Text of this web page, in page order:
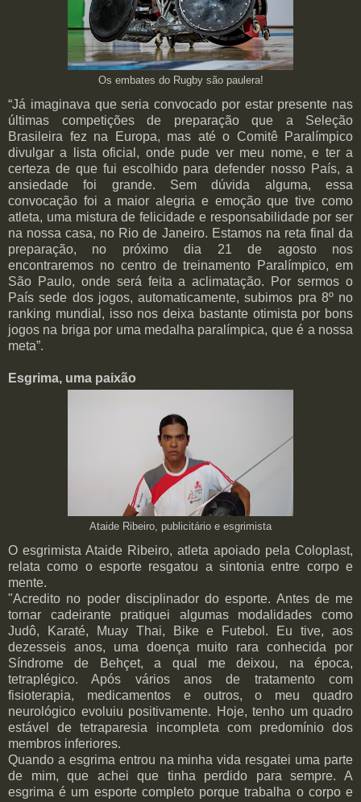
Os embates do Rugby são paulera!
“Já imaginava que seria convocado por estar presente nas
últimas competições de preparação que a Seleção
Brasileira fez na Europa, mas até o Comitê Paralímpico
divulgar a lista oficial, onde pude ver meu nome, e ter a
certeza de que fui escolhido para defender nosso País, a
ansiedade foi grande. Sem dúvida alguma, essa
convocação foi a maior alegria e emoção que tive como
atleta, uma mistura de felicidade e responsabilidade por ser
na nossa casa, no Rio de Janeiro. Estamos na reta final da
preparação, no próximo dia 21 de agosto nos
encontraremos no centro de treinamento Paralímpico, em
São Paulo, onde será feita a aclimatação. Por sermos o
País sede dos jogos, automaticamente, subimos pra 8º no
ranking mundial, isso nos deixa bastante otimista por bons
jogos na briga por uma medalha paralímpica, que é a nossa
meta”.
Esgrima, uma paixão
Ataide Ribeiro, publicitário e esgrimista
O esgrimista Ataide Ribeiro, atleta apoiado pela Coloplast,
relata como o esporte resgatou a sintonia entre corpo e
mente.
"Acredito no poder disciplinador do esporte. Antes de me
tornar cadeirante pratiquei algumas modalidades como
Judô, Karaté, Muay Thai, Bike e Futebol. Eu tive, aos
dezesseis anos, uma doença muito rara conhecida por
Síndrome de Behçet, a qual me deixou, na época,
tetraplégico. Após vários anos de tratamento com
fisioterapia, medicamentos e outros, o meu quadro
neurológico evoluiu positivamente. Hoje, tenho um quadro
estável de tetraparesia incompleta com predomínio dos
membros inferiores.
Quando a esgrima entrou na minha vida resgatei uma parte
de mim, que achei que tinha perdido para sempre. A
esgrima é um esporte completo porque trabalha o corpo e